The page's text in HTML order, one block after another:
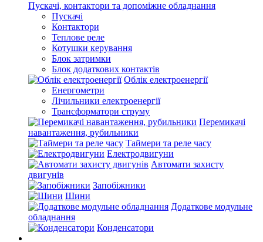
Пускачі, контактори та допоміжне обладнання
Пускачі
Контактори
Теплове реле
Котушки керування
Блок затримки
Блок додаткових контактів
Облік електроенергії
Енергометри
Лічильники електроенергії
Трансформатори струму
Перемикачі
навантаження, рубильники
Таймери та реле часу
Електродвигуни
Автомати захисту
двигунів
Запобіжники
Шини
Додаткове модульне
обладнання
Конденсатори